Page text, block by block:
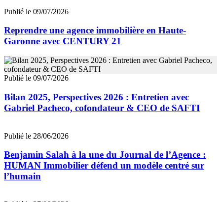
Publié le 09/07/2026
Reprendre une agence immobilière en Haute-
Garonne avec CENTURY 21
Publié le 09/07/2026
Bilan 2025, Perspectives 2026 : Entretien avec
Gabriel Pacheco, cofondateur & CEO de SAFTI
Publié le 28/06/2026
Benjamin Salah à la une du Journal de l’Agence :
HUMAN Immobilier défend un modèle centré sur
l’humain